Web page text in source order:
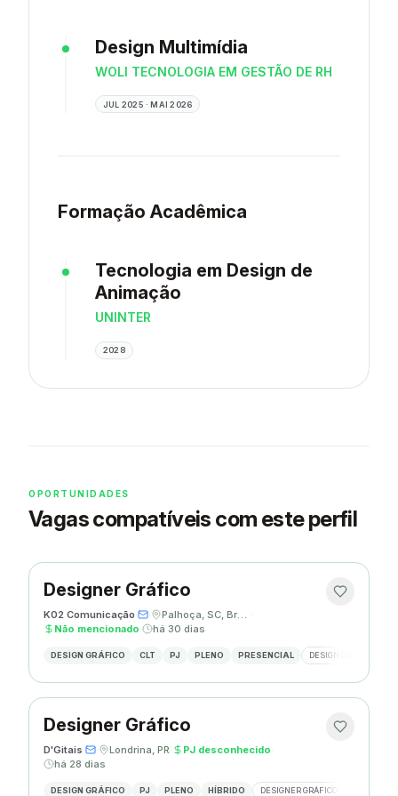
Design Multimídia
WOLI TECNOLOGIA EM GESTÃO DE RH
JUL 2025 · MAI 2026
Formação Acadêmica
Tecnologia em Design de
Animação
UNINTER
2028
OPORTUNIDADES
Vagas compatíveis com este perfil
Designer Gráfico
K02 Comunicação· ·
·
Não mencionado· há 30 dias
DESIGN GRÁFICO CLT PJ PLENO PRESENCIAL DESIGN GRÁFICO
Designer Gráfico
D'Gitais· · Londrina, PR· PJ desconhecido·
há 28 dias
DESIGN GRÁFICO PJ PLENO HÍBRIDO DESIGNER GRÁFICO